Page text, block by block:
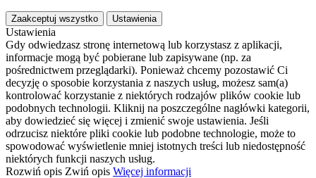
Zaakceptuj wszystko Ustawienia
Ustawienia
Gdy odwiedzasz stronę internetową lub korzystasz z aplikacji,
informacje mogą być pobierane lub zapisywane (np. za
pośrednictwem przeglądarki). Ponieważ chcemy pozostawić Ci
decyzję o sposobie korzystania z naszych usług, możesz sam(a)
kontrolować korzystanie z niektórych rodzajów plików cookie lub
podobnych technologii. Kliknij na poszczególne nagłówki kategorii,
aby dowiedzieć się więcej i zmienić swoje ustawienia. Jeśli
odrzucisz niektóre pliki cookie lub podobne technologie, może to
spowodować wyświetlenie mniej istotnych treści lub niedostępność
niektórych funkcji naszych usług.
Rozwiń opis Zwiń opis Więcej informacji